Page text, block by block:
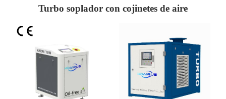
Turbo soplador con cojinetes de aire